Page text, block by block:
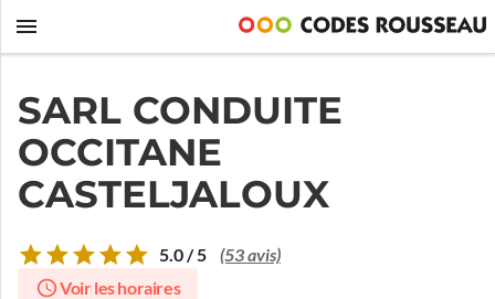
SARL CONDUITE
OCCITANE
CASTELJALOUX
5.0 / 5 (53 avis)
Voir les horaires